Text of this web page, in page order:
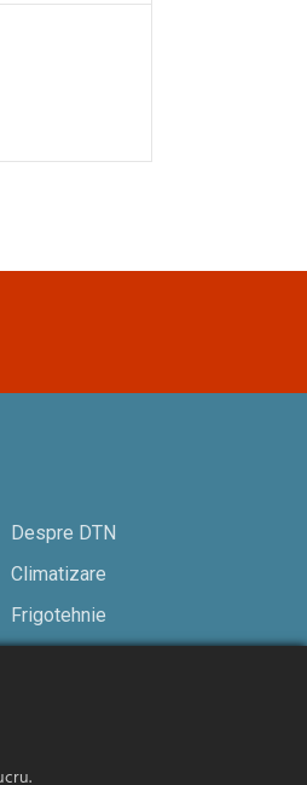
Despre DTN
Climatizare
Frigotehnie